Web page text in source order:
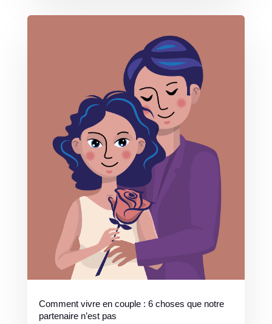
Comment vivre en couple : 6 choses que notre
partenaire n’est pas